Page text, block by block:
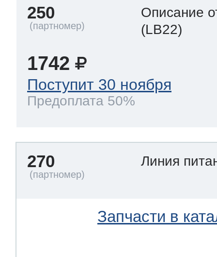
250
Описание
(LB22)
1742
Поступит 30 ноября
Предоплата 50%
270 Линия
Запчасти в